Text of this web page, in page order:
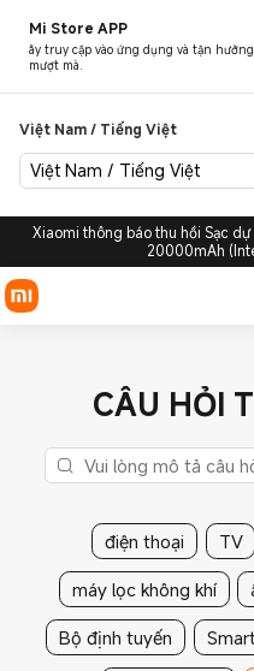
Mi Store APP
ãy truy cập vào ứng dụng và tận
mượt mà.
Việt Nam / Tiếng Việt
Việt Nam / Tiếng Việt
Xiaomi thông báo thu hồi Sạc
20000mAh
CÂU HỎI
điện thoại TV
máy lọc không khí
Bộ định tuyến